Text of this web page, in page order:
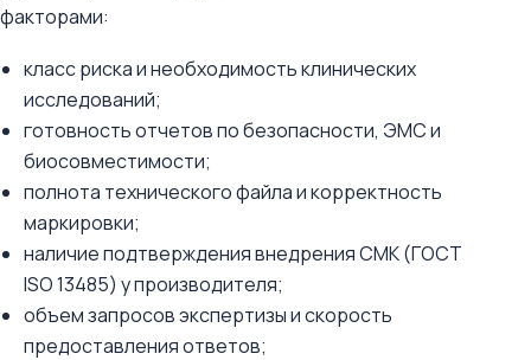
факторами:
класс риска и необходимость клинических
исследований;
готовность отчетов по безопасности, ЭМС и
биосовместимости;
полнота технического файла и корректность
маркировки;
наличие подтверждения внедрения СМК (ГОСТ
ISO 13485) у производителя;
объем запросов экспертизы и скорость
предоставления ответов;